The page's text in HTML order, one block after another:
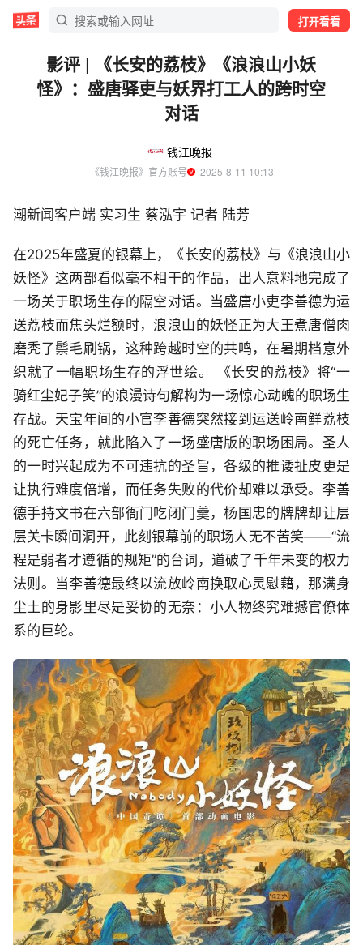
打开看看
影评 | 《长安的荔枝》《浪浪山小妖
怪》：盛唐驿吏与妖界打工人的跨时空
对话
钱江晚报
《钱江晚报》官方账号
  2025-8-11 10:13
潮新闻客户端 实习生 蔡泓宇 记者 陆芳
在2025年盛夏的银幕上，《长安的荔枝》与《浪浪山小
妖怪》这两部看似毫不相干的作品，出人意料地完成了
一场关于职场生存的隔空对话。当盛唐小吏李善德为运
送荔枝而焦头烂额时，浪浪山的妖怪正为大王煮唐僧肉
磨秃了鬃毛刷锅，这种跨越时空的共鸣，在暑期档意外
织就了一幅职场生存的浮世绘。 《长安的荔枝》将“一
骑红尘妃子笑”的浪漫诗句解构为一场惊心动魄的职场生
存战。天宝年间的小官李善德突然接到运送岭南鲜荔枝
的死亡任务，就此陷入了一场盛唐版的职场困局。圣人
的一时兴起成为不可违抗的圣旨，各级的推诿扯皮更是
让执行难度倍增，而任务失败的代价却难以承受。李善
德手持文书在六部衙门吃闭门羹，杨国忠的牌牌却让层
层关卡瞬间洞开，此刻银幕前的职场人无不苦笑——“流
程是弱者才遵循的规矩”的台词，道破了千年未变的权力
法则。当李善德最终以流放岭南换取心灵慰藉，那满身
尘土的身影里尽是妥协的无奈：小人物终究难撼官僚体
系的巨轮。